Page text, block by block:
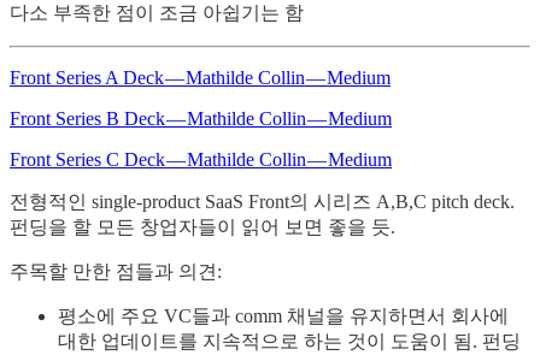
다소 부족한 점이 조금 아쉽기는 함
Front Series A Deck — Mathilde Collin — Medium
Front Series B Deck — Mathilde Collin — Medium
Front Series C Deck — Mathilde Collin — Medium
전형적인 single-product SaaS Front의 시리즈 A,B,C pitch deck.
펀딩을 할 모든 창업자들이 읽어 보면 좋을 듯.
주목할 만한 점들과 의견:
평소에 주요 VC들과 comm 채널을 유지하면서 회사에
대한 업데이트를 지속적으로 하는 것이 도움이 됨. 펀딩